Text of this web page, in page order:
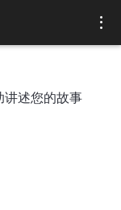
讲述您的故事